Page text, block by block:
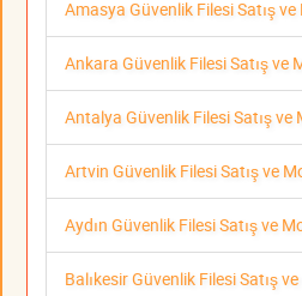
Amasya Güvenlik Filesi Satış
Ankara Güvenlik Filesi Satış ve
Antalya Güvenlik Filesi Satış ve
Artvin Güvenlik Filesi Satış ve
Aydın Güvenlik Filesi Satış ve
Balıkesir Güvenlik Filesi Satış